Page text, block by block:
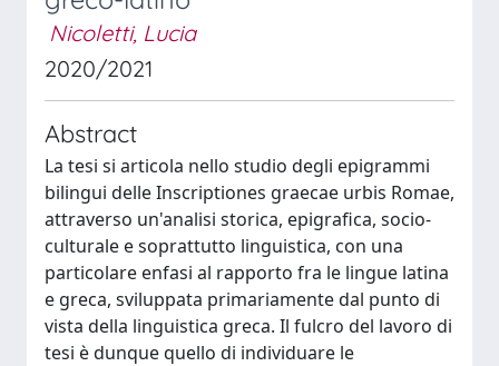
Nicoletti, Lucia
2020/2021
Abstract
La tesi si articola nello studio degli epigrammi
bilingui delle Inscriptiones graecae urbis Romae,
attraverso un'analisi storica, epigrafica, socio-
culturale e soprattutto linguistica, con una
particolare enfasi al rapporto fra le lingue latina
e greca, sviluppata primariamente dal punto di
vista della linguistica greca. Il fulcro del lavoro di
tesi è dunque quello di individuare le